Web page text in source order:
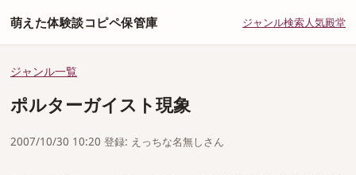
萌えた体験談コピペ保管庫 ジャンル検索人気殿堂
ジャンル一覧
ポルターガイスト現象
2007/10/30 10:20 登録: えっちな名無しさん